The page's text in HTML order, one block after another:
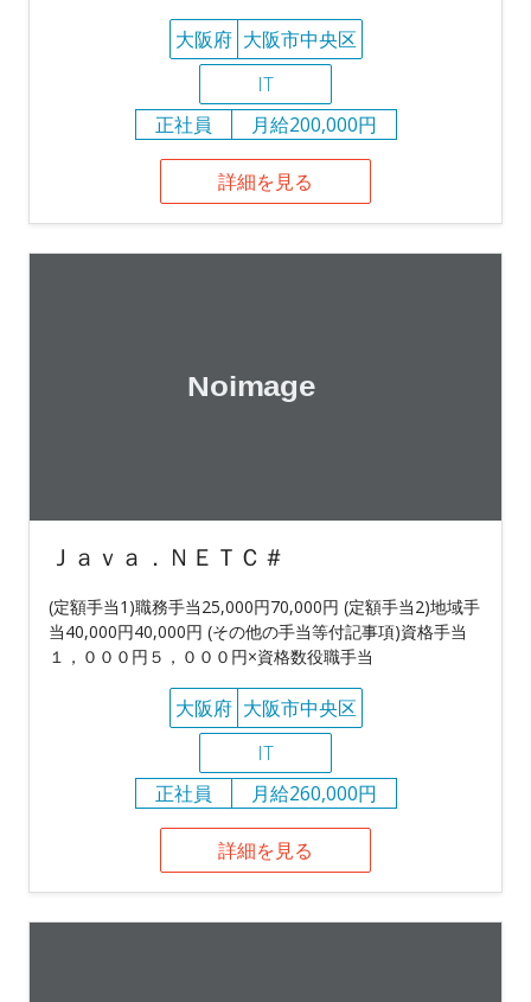
大阪府 大阪市中央区
IT
正社員
月給200,000円
詳細を見る
Ｊａｖａ．ＮＥＴＣ＃
(定額手当1)職務手当25,000円70,000円 (定額手当2)地域手
当40,000円40,000円 (その他の手当等付記事項)資格手当
１，０００円５，０００円×資格数役職手当
大阪府 大阪市中央区
IT
正社員
月給260,000円
詳細を見る